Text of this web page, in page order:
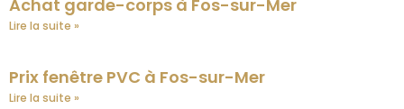
Achat garde-corps à Fos-sur-Mer
Lire la suite »
Prix fenêtre PVC à Fos-sur-Mer
Lire la suite »